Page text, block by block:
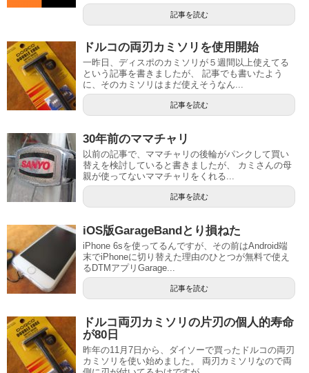
記事を読む
ドルコの両刃カミソリを使用開始
一昨日、ディスポのカミソリが５週間以上使えてる
という記事を書きましたが、 記事でも書いたよう
に、そのカミソリはまだ使えそうなん...
記事を読む
30年前のママチャリ
以前の記事で、ママチャリの後輪がパンクして買い
替えを検討していると書きましたが、 カミさんの母
親が使ってないママチャリをくれる...
記事を読む
iOS版GarageBandとり損ねた
iPhone 6sを使ってるんですが、その前はAndroid端
末でiPhoneに切り替えた理由のひとつが無料で使え
るDTMアプリGarage...
記事を読む
ドルコ両刃カミソリの片刃の個人的寿命
が80日
昨年の11月7日から、ダイソーで買ったドルコの両刃
カミソリを使い始めました。 両刃カミソリなので両